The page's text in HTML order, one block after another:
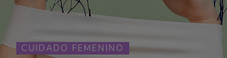
CUIDADO FEMENINO